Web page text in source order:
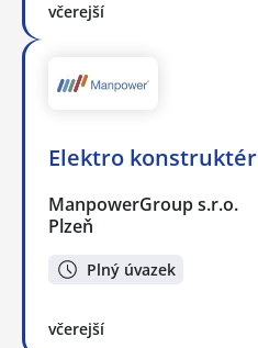
včerejší
Elektro konstruktér
ManpowerGroup s.r.o.
Plzeň
Plný úvazek
včerejší